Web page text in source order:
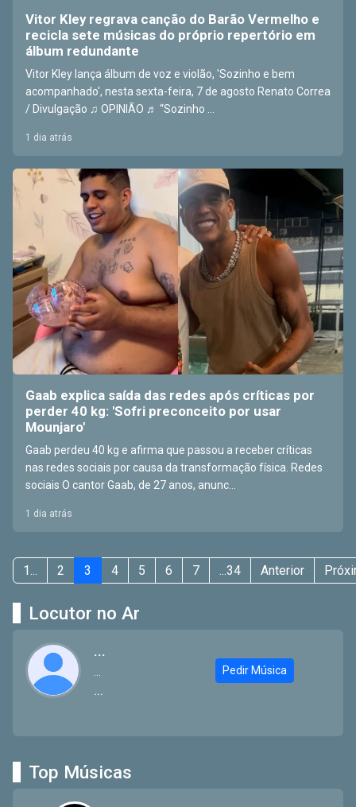
Vitor Kley regrava canção do Barão Vermelho e
recicla sete músicas do próprio repertório em
álbum redundante
Vitor Kley lança álbum de voz e violão, 'Sozinho e bem
acompanhado', nesta sexta-feira, 7 de agosto Renato Correa
/ Divulgação ♫ OPINIÃO ♬ “Sozinho ...
1 dia atrás
Gaab explica saída das redes após críticas por
perder 40 kg: 'Sofri preconceito por usar
Mounjaro'
Gaab perdeu 40 kg e afirma que passou a receber críticas
nas redes sociais por causa da transformação física. Redes
sociais O cantor Gaab, de 27 anos, anunc...
1 dia atrás
1... 2 3 4 5 6 7 ...34 Anterior
Locutor no Ar
...
...
...
Pedir Música
Top Músicas